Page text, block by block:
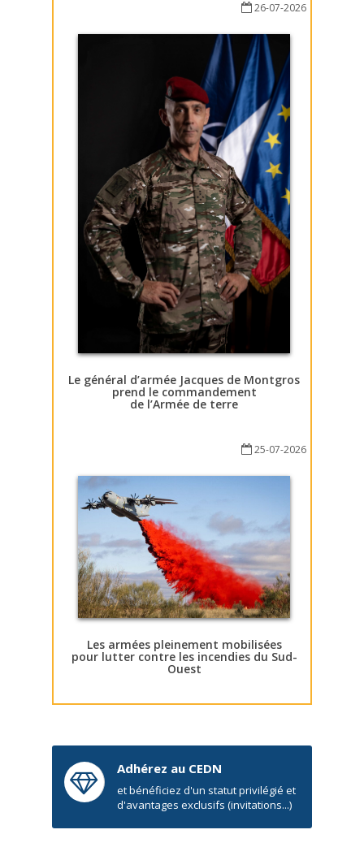
26-07-2026
Le général d’armée Jacques de Montgros
prend le commandement
de l’Armée de terre
25-07-2026
Les armées pleinement mobilisées
pour lutter contre les incendies du Sud-
Ouest
Adhérez au CEDN
et bénéficiez d'un statut privilégié et
d'avantages exclusifs (invitations...)